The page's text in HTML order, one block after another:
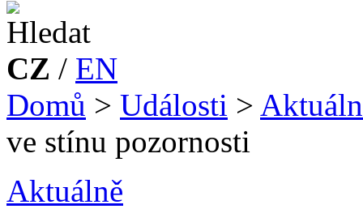
CZ / EN
Domů > Události >
ve stínu pozornosti
Aktuálně